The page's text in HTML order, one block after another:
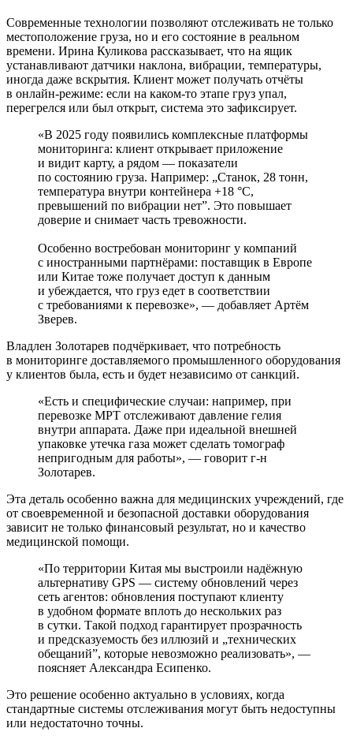
Современные технологии позволяют отслеживать не только
местоположение груза, но и его состояние в реальном
времени. Ирина Куликова рассказывает, что на ящик
устанавливают датчики наклона, вибрации, температуры,
иногда даже вскрытия. Клиент может получать отчёты
в онлайн-­режиме: если на каком‑то этапе груз упал,
перегрелся или был открыт, система это зафиксирует.
«В 2025 году появились комплексные платформы
мониторинга: клиент открывает приложение
и видит карту, а рядом — показатели
по состоянию груза. Например: „Станок, 28 тонн,
температура внутри контейнера +18 °C,
превышений по вибрации нет”. Это повышает
доверие и снимает часть тревожности.
Особенно востребован мониторинг у компаний
с иностранными партнёрами: поставщик в Европе
или Китае тоже получает доступ к данным
и убеждается, что груз едет в соответствии
с требованиями к перевозке», — добавляет Артём
Зверев.
Владлен Золотарев подчёркивает, что потребность
в мониторинге доставляемого промышленного оборудования
у клиентов была, есть и будет независимо от санкций.
«Есть и специфические случаи: например, при
перевозке МРТ отслеживают давление гелия
внутри аппарата. Даже при идеальной внешней
упаковке утечка газа может сделать томограф
непригодным для работы», — говорит г-н
Золотарев.
Эта деталь особенно важна для медицинских учреждений, где
от своевременной и безопасной доставки оборудования
зависит не только финансовый результат, но и качество
медицинской помощи.
«По территории Китая мы выстроили надёжную
альтернативу GPS — систему обновлений через
сеть агентов: обновления поступают клиенту
в удобном формате вплоть до нескольких раз
в сутки. Такой подход гарантирует прозрачность
и предсказуемость без иллюзий и „технических
обещаний”, которые невозможно реализовать», —
поясняет Александра Есипенко.
Это решение особенно актуально в условиях, когда
стандартные системы отслеживания могут быть недоступны
или недостаточно точны.